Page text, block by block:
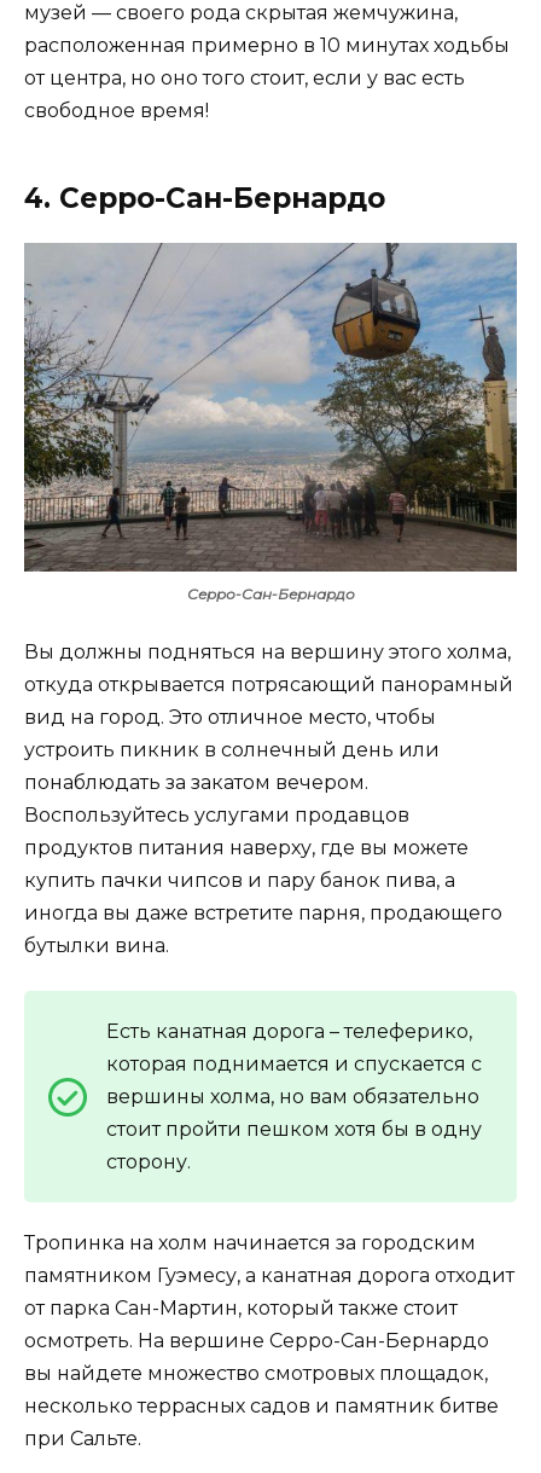
музей — своего рода скрытая жемчужина,
расположенная примерно в 10 минутах ходьбы
от центра, но оно того стоит, если у вас есть
свободное время!
4. Серро-Сан-Бернардо
Серро-Сан-Бернардо
Вы должны подняться на вершину этого холма,
откуда открывается потрясающий панорамный
вид на город. Это отличное место, чтобы
устроить пикник в солнечный день или
понаблюдать за закатом вечером.
Воспользуйтесь услугами продавцов
продуктов питания наверху, где вы можете
купить пачки чипсов и пару банок пива, а
иногда вы даже встретите парня, продающего
бутылки вина.
Есть канатная дорога – телеферико,
которая поднимается и спускается с
вершины холма, но вам обязательно
стоит пройти пешком хотя бы в одну
сторону.
Тропинка на холм начинается за городским
памятником Гуэмесу, а канатная дорога отходит
от парка Сан-Мартин, который также стоит
осмотреть. На вершине Серро-Сан-Бернардо
вы найдете множество смотровых площадок,
несколько террасных садов и памятник битве
при Сальте.